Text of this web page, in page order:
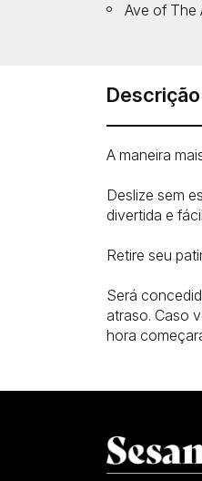
Ave of The
Descrição
A maneira
Deslize sem
divertida e
Retire seu
Será
atraso. Caso
hora